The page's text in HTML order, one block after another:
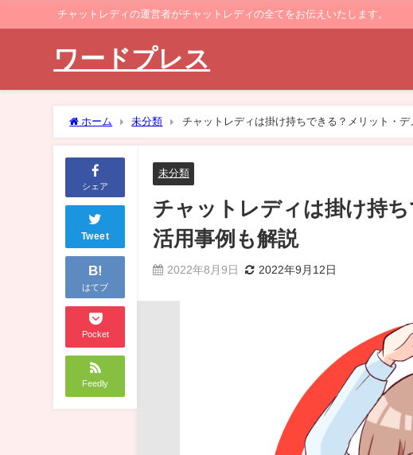
チャットレディの運営者がチャットレディの全てをお伝えいたします。
ワードプレス
ホーム 未分類 チャットレディは掛け持ちできる？メリット・
シェア
Tweet
B!
はてブ
Pocket
Feedly
未分類
チャットレディは掛け持
活用事例も解説
2022年8月9日 2022年9月12日